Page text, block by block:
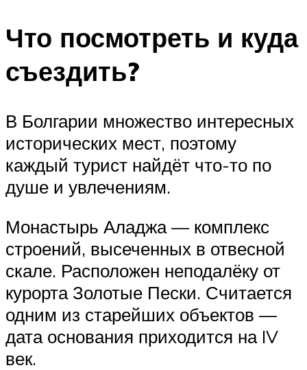
Что посмотреть и куда
съездить?
В Болгарии множество интересных
исторических мест, поэтому
каждый турист найдёт что-то по
душе и увлечениям.
Монастырь Аладжа — комплекс
строений, высеченных в отвесной
скале. Расположен неподалёку от
курорта Золотые Пески. Считается
одним из старейших объектов —
дата основания приходится на IV
век.